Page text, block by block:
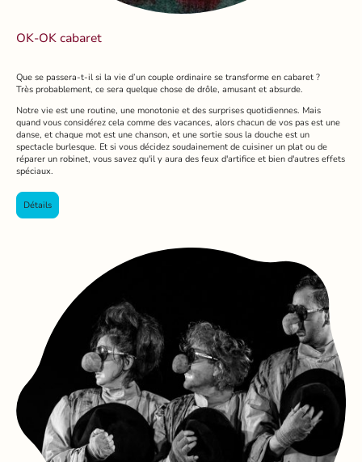
OK-OK cabaret
Que se passera-t-il si la vie d’un couple ordinaire se transforme en cabaret ?
Très probablement, ce sera quelque chose de drôle, amusant et absurde.
Notre vie est une routine, une monotonie et des surprises quotidiennes. Mais
quand vous considérez cela comme des vacances, alors chacun de vos pas est une
danse, et chaque mot est une chanson, et une sortie sous la douche est un
spectacle burlesque. Et si vous décidez soudainement de cuisiner un plat ou de
réparer un robinet, vous savez qu'il y aura des feux d'artifice et bien d'autres effets
spéciaux.
Détails